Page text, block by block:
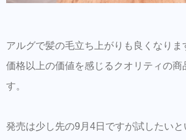
アルグで髪の毛立ち上がりも良くなりま
価格以上の価値を感じるクオリティの商
す。
発売は少し先の9月4日ですが試したい